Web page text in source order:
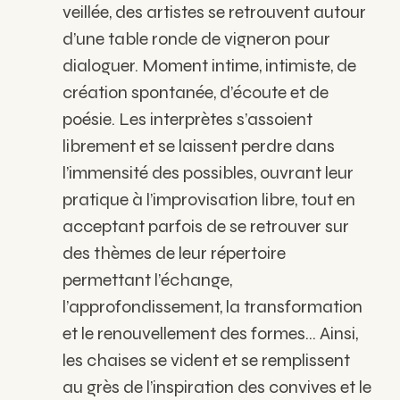
veillée, des artistes se retrouvent autour
d’une table ronde de vigneron pour
dialoguer. Moment intime, intimiste, de
création spontanée, d’écoute et de
poésie. Les interprètes s’assoient
librement et se laissent perdre dans
l’immensité des possibles, ouvrant leur
pratique à l’improvisation libre, tout en
acceptant parfois de se retrouver sur
des thèmes de leur répertoire
permettant l’échange,
l’approfondissement, la transformation
et le renouvellement des formes… Ainsi,
les chaises se vident et se remplissent
au grès de l’inspiration des convives et le